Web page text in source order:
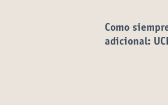
Como
adicional: